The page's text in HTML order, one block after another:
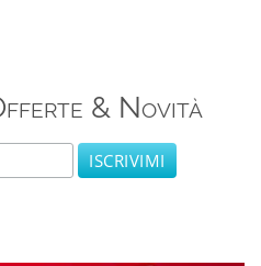
& Novità